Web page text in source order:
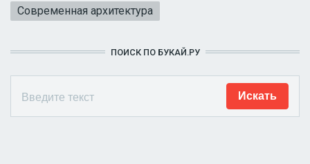
Современная архитектура
ПОИСК ПО БУКАЙ.РУ